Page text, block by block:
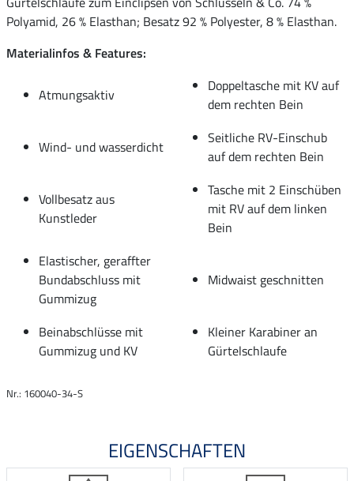
Polyamid, 26 % Elasthan; Besatz 92 % Polyester, 8 % Elasthan.
Materialinfos & Features:
Atmungsaktiv
Doppeltasche mit KV auf
dem rechten Bein
Wind- und wasserdicht
Seitliche RV-Einschub
auf dem rechten Bein
Vollbesatz aus
Kunstleder
Tasche mit 2 Einschüben
mit RV auf dem linken
Bein
Elastischer, geraffter
Bundabschluss mit
Gummizug
Midwaist geschnitten
Beinabschlüsse mit
Gummizug und KV
Kleiner Karabiner an
Gürtelschlaufe
Nr.: 160040-34-S
EIGENSCHAFTEN